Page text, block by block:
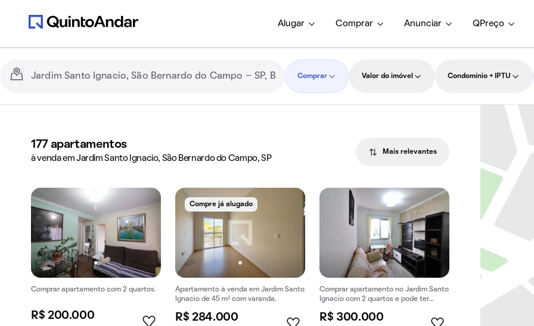
Alugar Comprar Anunciar QPreço
Comprar Valor do imóvel Condomínio + IPTU
177 apartamentos
à venda em Jardim Santo Ignacio, São Bernardo do Campo, SP
Mais relevantes
Comprar apartamento com 2 quartos.
R$ 200.000
Compre já alugado
Apartamento à venda em Jardim Santo
Ignacio de 45 m² com varanda.
R$ 284.000
Comprar apartamento no Jardim Santo
Ignacio com 2 quartos e pode ter
R$ 300.000